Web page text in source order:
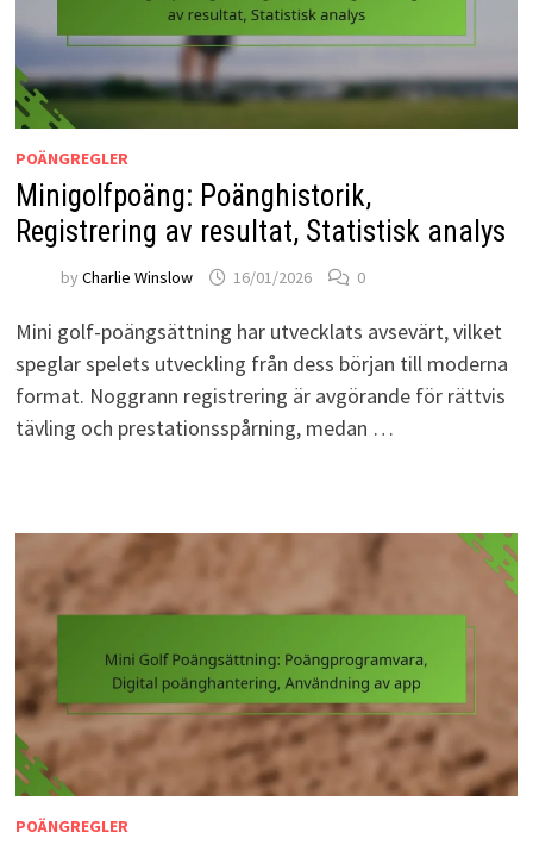
POÄNGREGLER
Minigolfpoäng: Poänghistorik,
Registrering av resultat, Statistisk analys
by Charlie Winslow 16/01/2026 0
Mini golf-poängsättning har utvecklats avsevärt, vilket
speglar spelets utveckling från dess början till moderna
format. Noggrann registrering är avgörande för rättvis
tävling och prestationsspårning, medan …
POÄNGREGLER